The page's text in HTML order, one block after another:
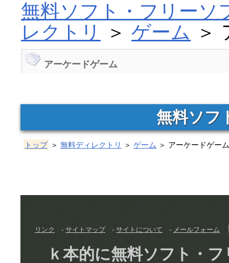
無料ソフト・フリーソ
レクトリ
＞ ゲーム ＞
アーケードゲーム
無料ソフ
トップ ＞ 無料ディレクトリ ＞ ゲーム ＞ アーケードゲーム
リンク - サイトマップ- サイトについて - メールフォーム
ｋ本的に無料ソフト・